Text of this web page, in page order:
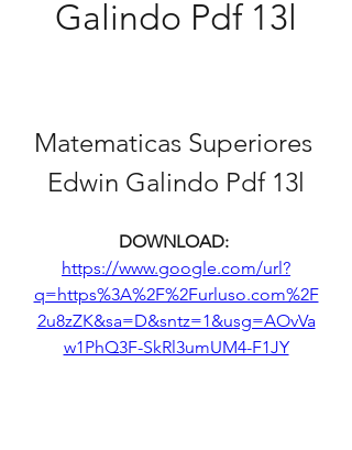
Galindo Pdf 13l
Matematicas Superiores
Edwin Galindo Pdf 13l
https://www.google.com/url?
q=https%3A%2F%2Furluso.com%2F
2u8zZK&sa=D&sntz=1&usg=AOvVa
w1PhQ3F-SkRl3umUM4-F1JY